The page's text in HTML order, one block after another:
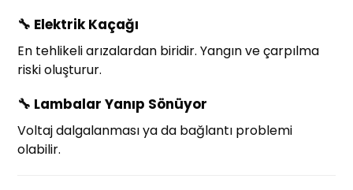
🔧 Elektrik Kaçağı
En tehlikeli arızalardan biridir. Yangın ve çarpılma
riski oluşturur.
🔧 Lambalar Yanıp Sönüyor
Voltaj dalgalanması ya da bağlantı problemi
olabilir.